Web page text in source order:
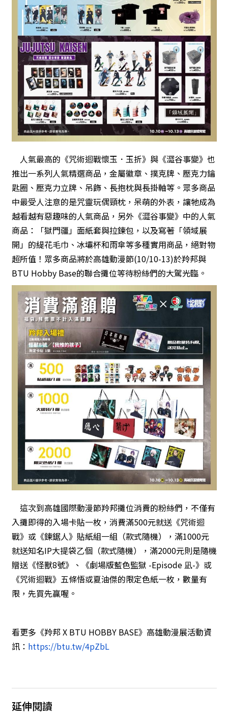
人氣最高的《咒術迴戰懷玉．玉折》與《澀谷事變》也
推出一系列人氣精選商品，金屬徽章、撲克牌、壓克力鑰
匙圈、壓克力立牌、吊飾、長抱枕與長掛軸等。眾多商品
中最受人注意的是咒靈玩偶頸枕，呆萌的外表，讓牠成為
越看越有惡趣味的人氣商品，另外《澀谷事變》中的人氣
商品：「獄門疆」面紙套與拉鍊包，以及寫著「領域展
開」的緹花毛巾、冰壩杯和雨傘等多種實用商品，絕對物
超所值！眾多商品將於高雄動漫節(10/10-13)於羚邦與
BTU Hobby Base的聯合攤位等待粉絲們的大駕光臨。
這次到高雄國際動漫節羚邦攤位消費的粉絲們，不僅有
入攤即得的入場卡貼一枚，消費滿500元就送《咒術迴
戰》或《鍊鋸人》貼紙組一組（款式隨機），滿1000元
就送知名IP大提袋乙個（款式隨機），滿2000元則是隨機
贈送《怪獸8號》、《劇場版藍色監獄 -Episode 凪-》或
《咒術迴戰》五條悟或夏油傑的限定色紙一枚，數量有
限，先買先贏喔。
看更多《羚邦 X BTU HOBBY BASE》高雄動漫展活動資
訊： https://btu.tw/4pZbL
延伸閱讀